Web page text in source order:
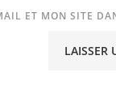
ET MON SITE